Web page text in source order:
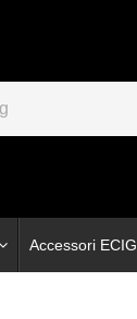
Accessori ECIG